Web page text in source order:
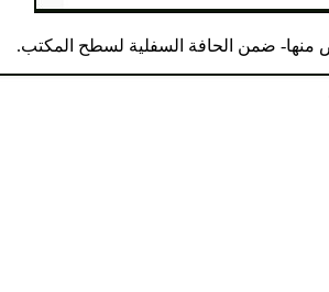
منها- ضمن الحافة السفلية لسطح المكتب.